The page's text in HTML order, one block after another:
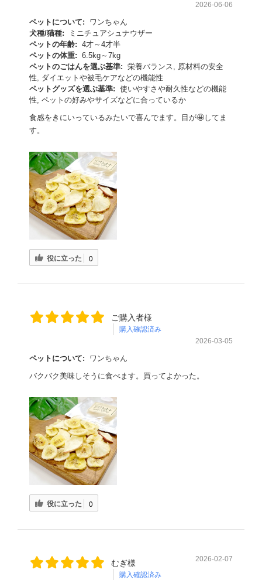
2026-06-06
ペットについて:
ワンちゃん
犬種/猫種:
ミニチュアシュナウザー
ペットの年齢: 4才～4才半
ペットの体重: 6.5kg～7kg
ペットのごはんを選ぶ基準: 栄養バランス, 原材料の安全
性, ダイエットや被毛ケアなどの機能性
ペットグッズを選ぶ基準: 使いやすさや耐久性などの機能
性, ペットの好みやサイズなどに合っているか
食感をきにいっているみたいで喜んでます。目が🤩してま
す。
役に立った 0
ご購入者様
購入確認済み
2026-03-05
ペットについて:
ワンちゃん
バクバク美味しそうに食べます。買ってよかった。
役に立った 0
むぎ様
購入確認済み
2026-02-07